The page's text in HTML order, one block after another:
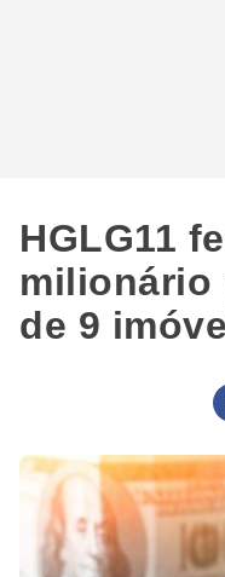
HGLG11
milionário
de 9